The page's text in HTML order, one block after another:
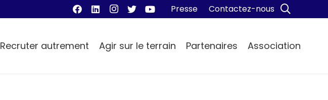
Presse Contactez-nous
Recruter autrement Agir sur le terrain Partenaires Association